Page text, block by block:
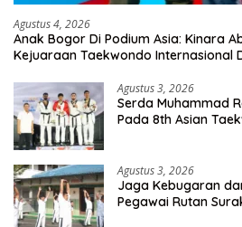
Agustus 4, 2026
Anak Bogor Di Podium Asia: Kinara
Kejuaraan Taekwondo Internasional
Agustus 3, 2026
Serda Muhammad
Pada 8th Asian
Agustus 3, 2026
Jaga Kebugaran
Pegawai Rutan